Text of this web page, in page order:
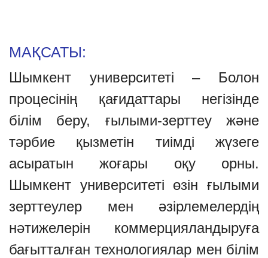
МАҚСАТЫ:
Шымкент университеті – Болон
процесінің қағидаттары негізінде
білім беру, ғылыми-зерттеу және
тәрбие қызметін тиімді жүзеге
асыратын жоғары оқу орны.
Шымкент университеті өзін ғылыми
зерттеулер мен әзірлемелердің
нәтижелерін коммерцияландыруға
бағытталған технологиялар мен білім